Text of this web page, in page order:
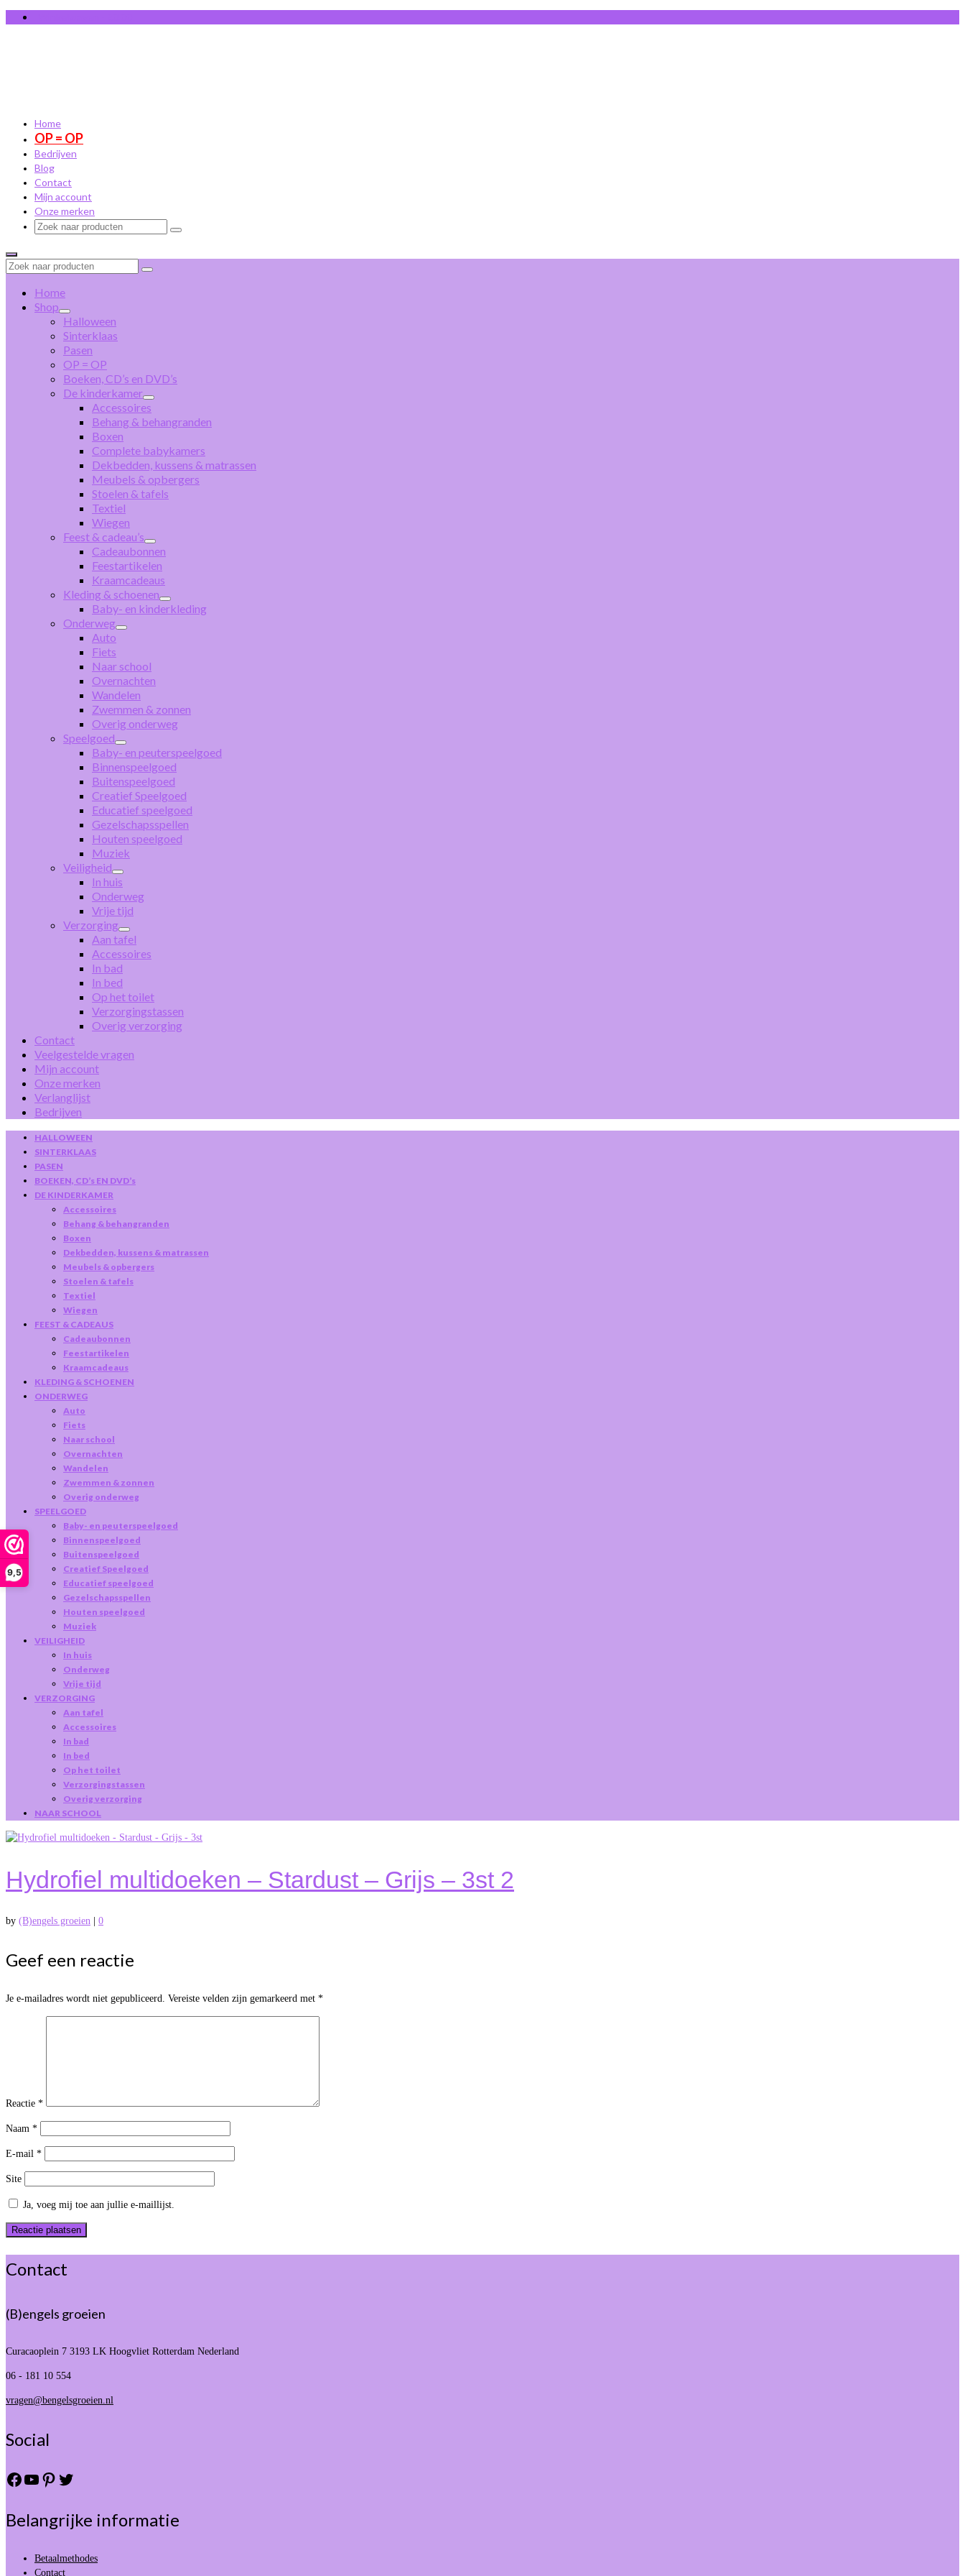
9,5
Home
OP = OP
Bedrijven
Blog
Contact
Mijn account
Onze merken
Zoek
Zoek
Home
Shop
Halloween
Sinterklaas
Pasen
OP = OP
Boeken, CD’s en DVD’s
De kinderkamer
Accessoires
Behang & behangranden
Boxen
Complete babykamers
Dekbedden, kussens & matrassen
Meubels & opbergers
Stoelen & tafels
Textiel
Wiegen
Feest & cadeau’s
Cadeaubonnen
Feestartikelen
Kraamcadeaus
Kleding & schoenen
Baby- en kinderkleding
Onderweg
Auto
Fiets
Naar school
Overnachten
Wandelen
Zwemmen & zonnen
Overig onderweg
Speelgoed
Baby- en peuterspeelgoed
Binnenspeelgoed
Buitenspeelgoed
Creatief Speelgoed
Educatief speelgoed
Gezelschapsspellen
Houten speelgoed
Muziek
Veiligheid
In huis
Onderweg
Vrije tijd
Verzorging
Aan tafel
Accessoires
In bad
In bed
Op het toilet
Verzorgingstassen
Overig verzorging
Contact
Veelgestelde vragen
Mijn account
Onze merken
Verlanglijst
Bedrijven
HALLOWEEN
SINTERKLAAS
PASEN
BOEKEN, CD’s EN DVD’s
DE KINDERKAMER
Accessoires
Behang & behangranden
Boxen
Dekbedden, kussens & matrassen
Meubels & opbergers
Stoelen & tafels
Textiel
Wiegen
FEEST & CADEAUS
Cadeaubonnen
Feestartikelen
Kraamcadeaus
KLEDING & SCHOENEN
ONDERWEG
Auto
Fiets
Naar school
Overnachten
Wandelen
Zwemmen & zonnen
Overig onderweg
SPEELGOED
Baby- en peuterspeelgoed
Binnenspeelgoed
Buitenspeelgoed
Creatief Speelgoed
Educatief speelgoed
Gezelschapsspellen
Houten speelgoed
Muziek
VEILIGHEID
In huis
Onderweg
Vrije tijd
VERZORGING
Aan tafel
Accessoires
In bad
In bed
Op het toilet
Verzorgingstassen
Overig verzorging
NAAR SCHOOL
Hydrofiel multidoeken – Stardust – Grijs – 3st 2
by (B)engels groeien 0
Geef een reactie
Je e-mailadres wordt niet gepubliceerd. Vereiste velden zijn gemarkeerd met *
Reactie *
Naam *
E-mail *
Site
Ja, voeg mij toe aan jullie e-maillijst.
Contact
(B)engels groeien
Curacaoplein 7 3193 LK Hoogvliet Rotterdam Nederland
06 - 181 10 554
vragen@bengelsgroeien.nl
Social
Facebook
YouTube
Pinterest
Twitter
Belangrijke informatie
Betaalmethodes
Contact